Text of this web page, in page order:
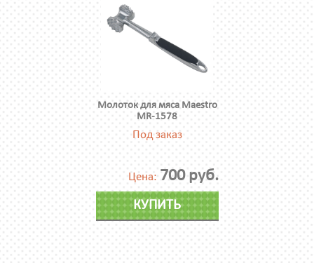
Молоток для мяса Maestro
MR-1578
Под заказ
Цена: 700 руб.
КУПИТЬ